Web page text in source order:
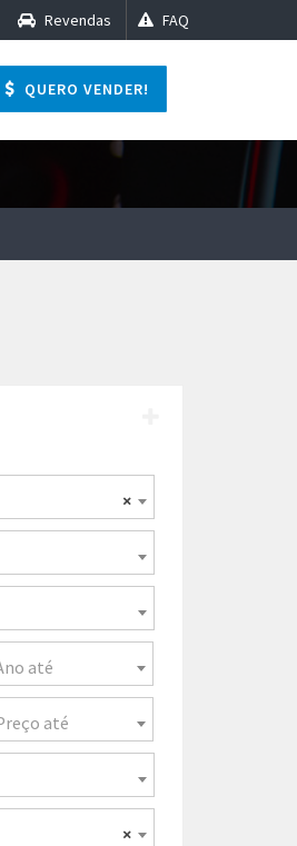
Revendas FAQ
QUERO VENDER!
×
até
até
×